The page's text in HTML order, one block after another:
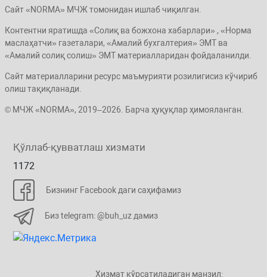
Сайт «NORMA» МЧЖ томонидан ишлаб чиқилган.
Контентни яратишда «Солиқ ва божхона хабарлари» , «Норма
маслаҳатчи» газеталари, «Амалий бухгалтерия» ЭМТ ва
«Амалий солиқ солиш» ЭМТ материалларидан фойдаланилди.
Сайт материалларини ресурс маъмурияти розилигисиз кўчириб
олиш тақиқланади.
© МЧЖ «NORMA», 2019–2026. Барча ҳуқуқлар ҳимояланган.
Қўллаб-қувватлаш хизмати
1172
Бизнинг Facebook даги саҳифамиз
Биз telegram: @buh_uz дамиз
Хизмат кўрсатиладиган манзил: